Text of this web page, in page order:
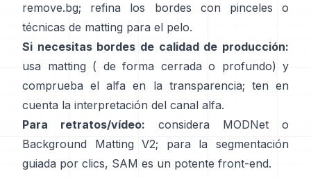
remove.bg; refina los bordes con pinceles o
técnicas de matting para el pelo.
Si necesitas bordes de calidad de producción:
usa matting ( de forma cerrada o profundo) y
comprueba el alfa en la transparencia; ten en
cuenta la interpretación del canal alfa.
Para retratos/vídeo: considera MODNet o
Background Matting V2; para la segmentación
guiada por clics, SAM es un potente front-end.